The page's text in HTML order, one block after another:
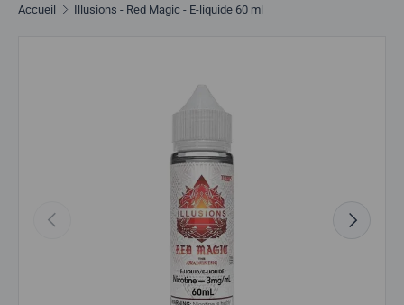
Accueil Illusions - Red Magic - E-liquide 60 ml
Précédent Suivant